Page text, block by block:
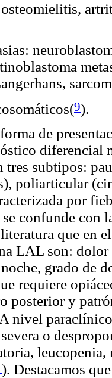
9).
de
diferencial
tres subtipos:
poliarticular
por
se confunde con
que en
LAL son:
grado de
requiere
posterior y
nivel
o
). Destacamos